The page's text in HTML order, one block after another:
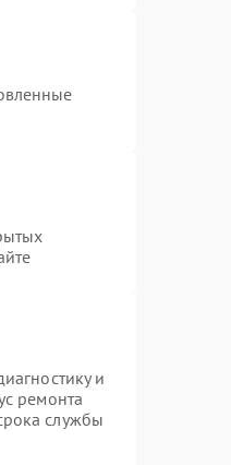
и
ремонта
службы